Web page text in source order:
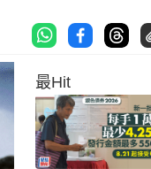
最Hit